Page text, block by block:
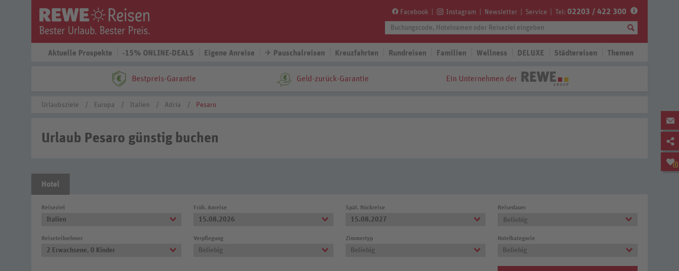
Facebook Instagram Newsletter Service Tel: 02203 / 422 300
Aktuelle Prospekte -15% ONLINE-DEALS Eigene Anreise ✈ Pauschalreisen Kreuzfahrten Rundreisen Familien Wellness DELUXE Städtereisen Themen
0
Bestpreis-Garantie Geld-zurück-Garantie Ein Unternehmen der
Urlaubsziele Europa Italien Adria Pesaro
Urlaub Pesaro günstig buchen
Hotel
Reiseziel
Italien
Früh. Anreise
15.08.2026
Spät. Rückreise
15.08.2027
Reisedauer
Beliebig
Reiseteilnehmer
2 Erwachsene, 0 Kinder
Verpflegung
Beliebig
Zimmertyp
Beliebig
Hotelkategorie
Beliebig